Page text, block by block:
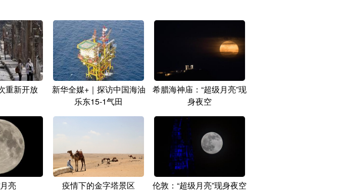
重新开放
新华全媒+｜探访中国海油
乐东15-1气田
希腊海神庙：“超级月亮”现
身夜空
亮 疫情下的金字塔景区 伦敦：“超级月亮”现身夜空